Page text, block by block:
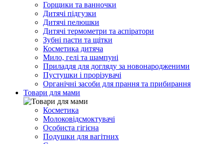
Горщики та ванночки
Дитячі підгузки
Дитячі пелюшки
Дитячі термометри та аспіратори
Зубні пасти та щітки
Косметика дитяча
Мило, гелі та шампуні
Приладдя для догляду за новонародженими
Пустушки і прорізувачі
Органічні засоби для прання та прибирання
Товари для мами
Косметика
Молоковідсмоктувачі
Особиста гігієна
Подушки для вагітних